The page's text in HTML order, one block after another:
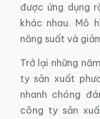
được ứng dụng
khác nhau. Mô
năng suất và
Trở lại những
ty sản xuất
nhanh chóng
công ty sản